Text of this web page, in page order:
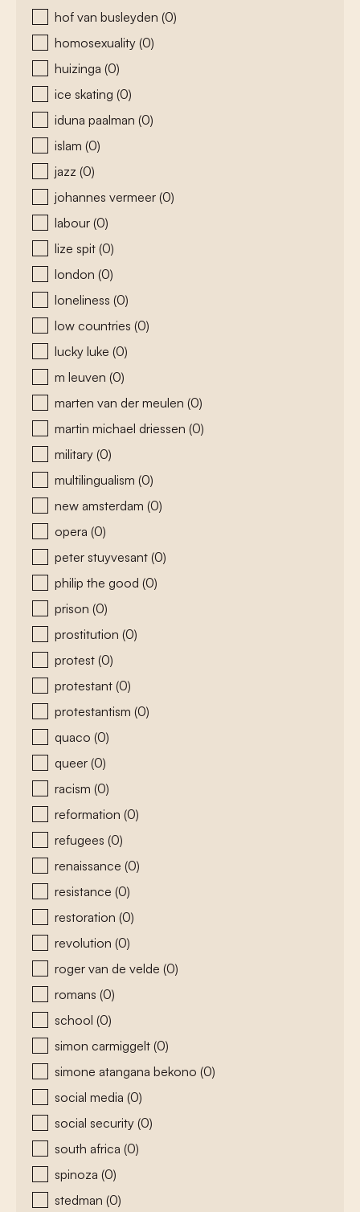
hof van busleyden (0)
homosexuality (0)
huizinga (0)
ice skating (0)
iduna paalman (0)
islam (0)
jazz (0)
johannes vermeer (0)
labour (0)
lize spit (0)
london (0)
loneliness (0)
low countries (0)
lucky luke (0)
m leuven (0)
marten van der meulen (0)
martin michael driessen (0)
military (0)
multilingualism (0)
new amsterdam (0)
opera (0)
peter stuyvesant (0)
philip the good (0)
prison (0)
prostitution (0)
protest (0)
protestant (0)
protestantism (0)
quaco (0)
queer (0)
racism (0)
reformation (0)
refugees (0)
renaissance (0)
resistance (0)
restoration (0)
revolution (0)
roger van de velde (0)
romans (0)
school (0)
simon carmiggelt (0)
simone atangana bekono (0)
social media (0)
social security (0)
south africa (0)
spinoza (0)
stedman (0)